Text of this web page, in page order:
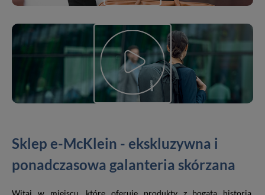
Sklep e-McKlein - ekskluzywna i
ponadczasowa galanteria skórzana
Witaj w miejscu, które oferuje produkty z bogatą historią.